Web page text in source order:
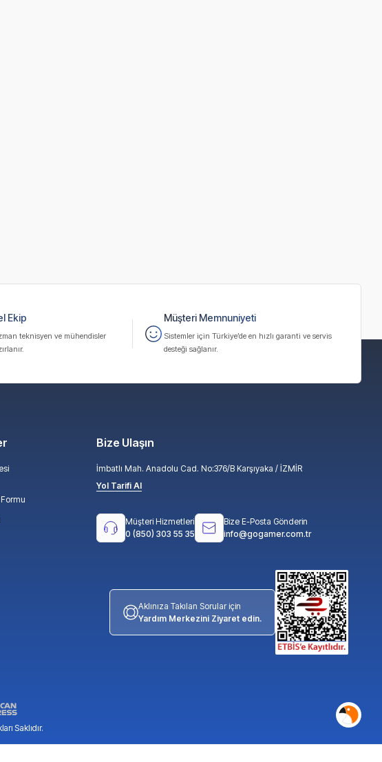
Ekip
teknisyen ve mühendisler
Müşteri Memnuniyeti
Sistemler için Türkiye’de en hızlı garanti ve servis
desteği sağlanır.
Bize Ulaşın
İmbatlı Mah. Anadolu Cad. No:376/B Karşıyaka / İZMİR
Yol Tarifi Al
Müşteri Hizmetleri
0 (850) 303 55 35
Bize E-Posta Gönderin
info@gogamer.com.tr
Aklınıza Takılan Sorular için
Yardım Merkezini Ziyaret edin.
Saklıdır.